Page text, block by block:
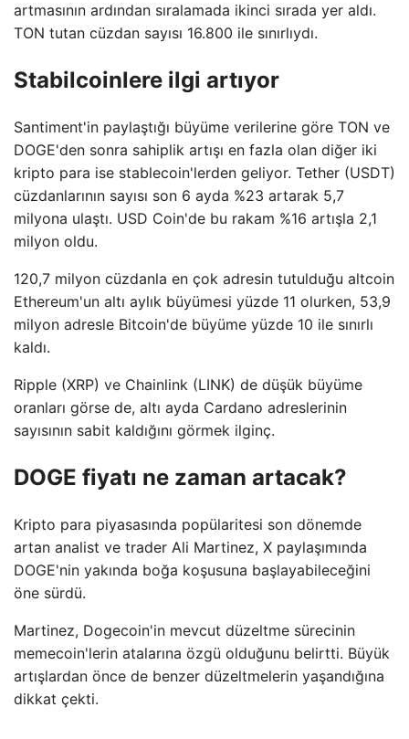
artmasının ardından sıralamada ikinci sırada yer aldı.
TON tutan cüzdan sayısı 16.800 ile sınırlıydı.
Stabilcoinlere ilgi artıyor
Santiment'in paylaştığı büyüme verilerine göre TON ve
DOGE'den sonra sahiplik artışı en fazla olan diğer iki
kripto para ise stablecoin'lerden geliyor. Tether (USDT)
cüzdanlarının sayısı son 6 ayda %23 artarak 5,7
milyona ulaştı. USD Coin'de bu rakam %16 artışla 2,1
milyon oldu.
120,7 milyon cüzdanla en çok adresin tutulduğu altcoin
Ethereum'un altı aylık büyümesi yüzde 11 olurken, 53,9
milyon adresle Bitcoin'de büyüme yüzde 10 ile sınırlı
kaldı.
Ripple (XRP) ve Chainlink (LINK) de düşük büyüme
oranları görse de, altı ayda Cardano adreslerinin
sayısının sabit kaldığını görmek ilginç.
DOGE fiyatı ne zaman artacak?
Kripto para piyasasında popülaritesi son dönemde
artan analist ve trader Ali Martinez, X paylaşımında
DOGE'nin yakında boğa koşusuna başlayabileceğini
öne sürdü.
Martinez, Dogecoin'in mevcut düzeltme sürecinin
memecoin'lerin atalarına özgü olduğunu belirtti. Büyük
artışlardan önce de benzer düzeltmelerin yaşandığına
dikkat çekti.